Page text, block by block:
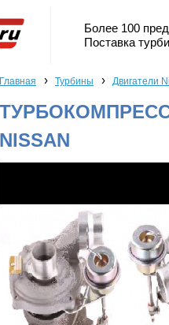
Более 100
Поставка
Главная › Турбины › Двигатели
NISSAN